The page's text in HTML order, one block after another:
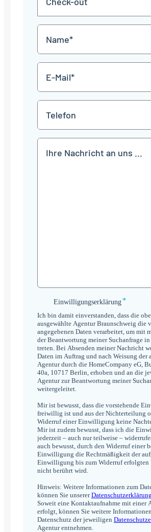
JJJJ
TT
Punkt
MM
JJJJ
Mail
*
Einwilligungserklärung
Einwilligungserklärung*
Ich bin damit einverstanden, dass die
ausgewählte Agentur Braunschweig die
angegebenen Daten verarbeitet, um mit
der Beantwortung meiner Suchanfrage
treten. Bei Absenden meiner Nachricht
Daten im Auftrag und nach Weisung der
Agentur durch die HomeCompany eG,
40a, 10717 Berlin, erhoben und an die
Agentur zur Beantwortung meiner
weitergeleitet.
Mir ist bewusst, dass die vorstehende
freiwillig ist und aus der Nichterteilung
Widerruf einer Einwilligung keine
Mir ist zudem bewusst, dass ich die
jederzeit – auch nur teilweise –
auch bewusst, durch den Widerruf einer
Einwilligung die Rechtmäßigkeit der
Einwilligung bis zum Widerruf erfolgten
nicht berührt wird.
Hinweis: Weitere Informationen zum
können Sie unsererDatenschutzerklärung
Soweit eine Kontaktaufnahme mit einer
erfolgt, können Sie weitere
Datenschutz der jeweiligen
Agentur entnehmen.